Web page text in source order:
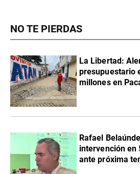
NO TE PIERDAS
La Libertad:
presupuestario
millones en
Rafael
intervención en
ante próxima